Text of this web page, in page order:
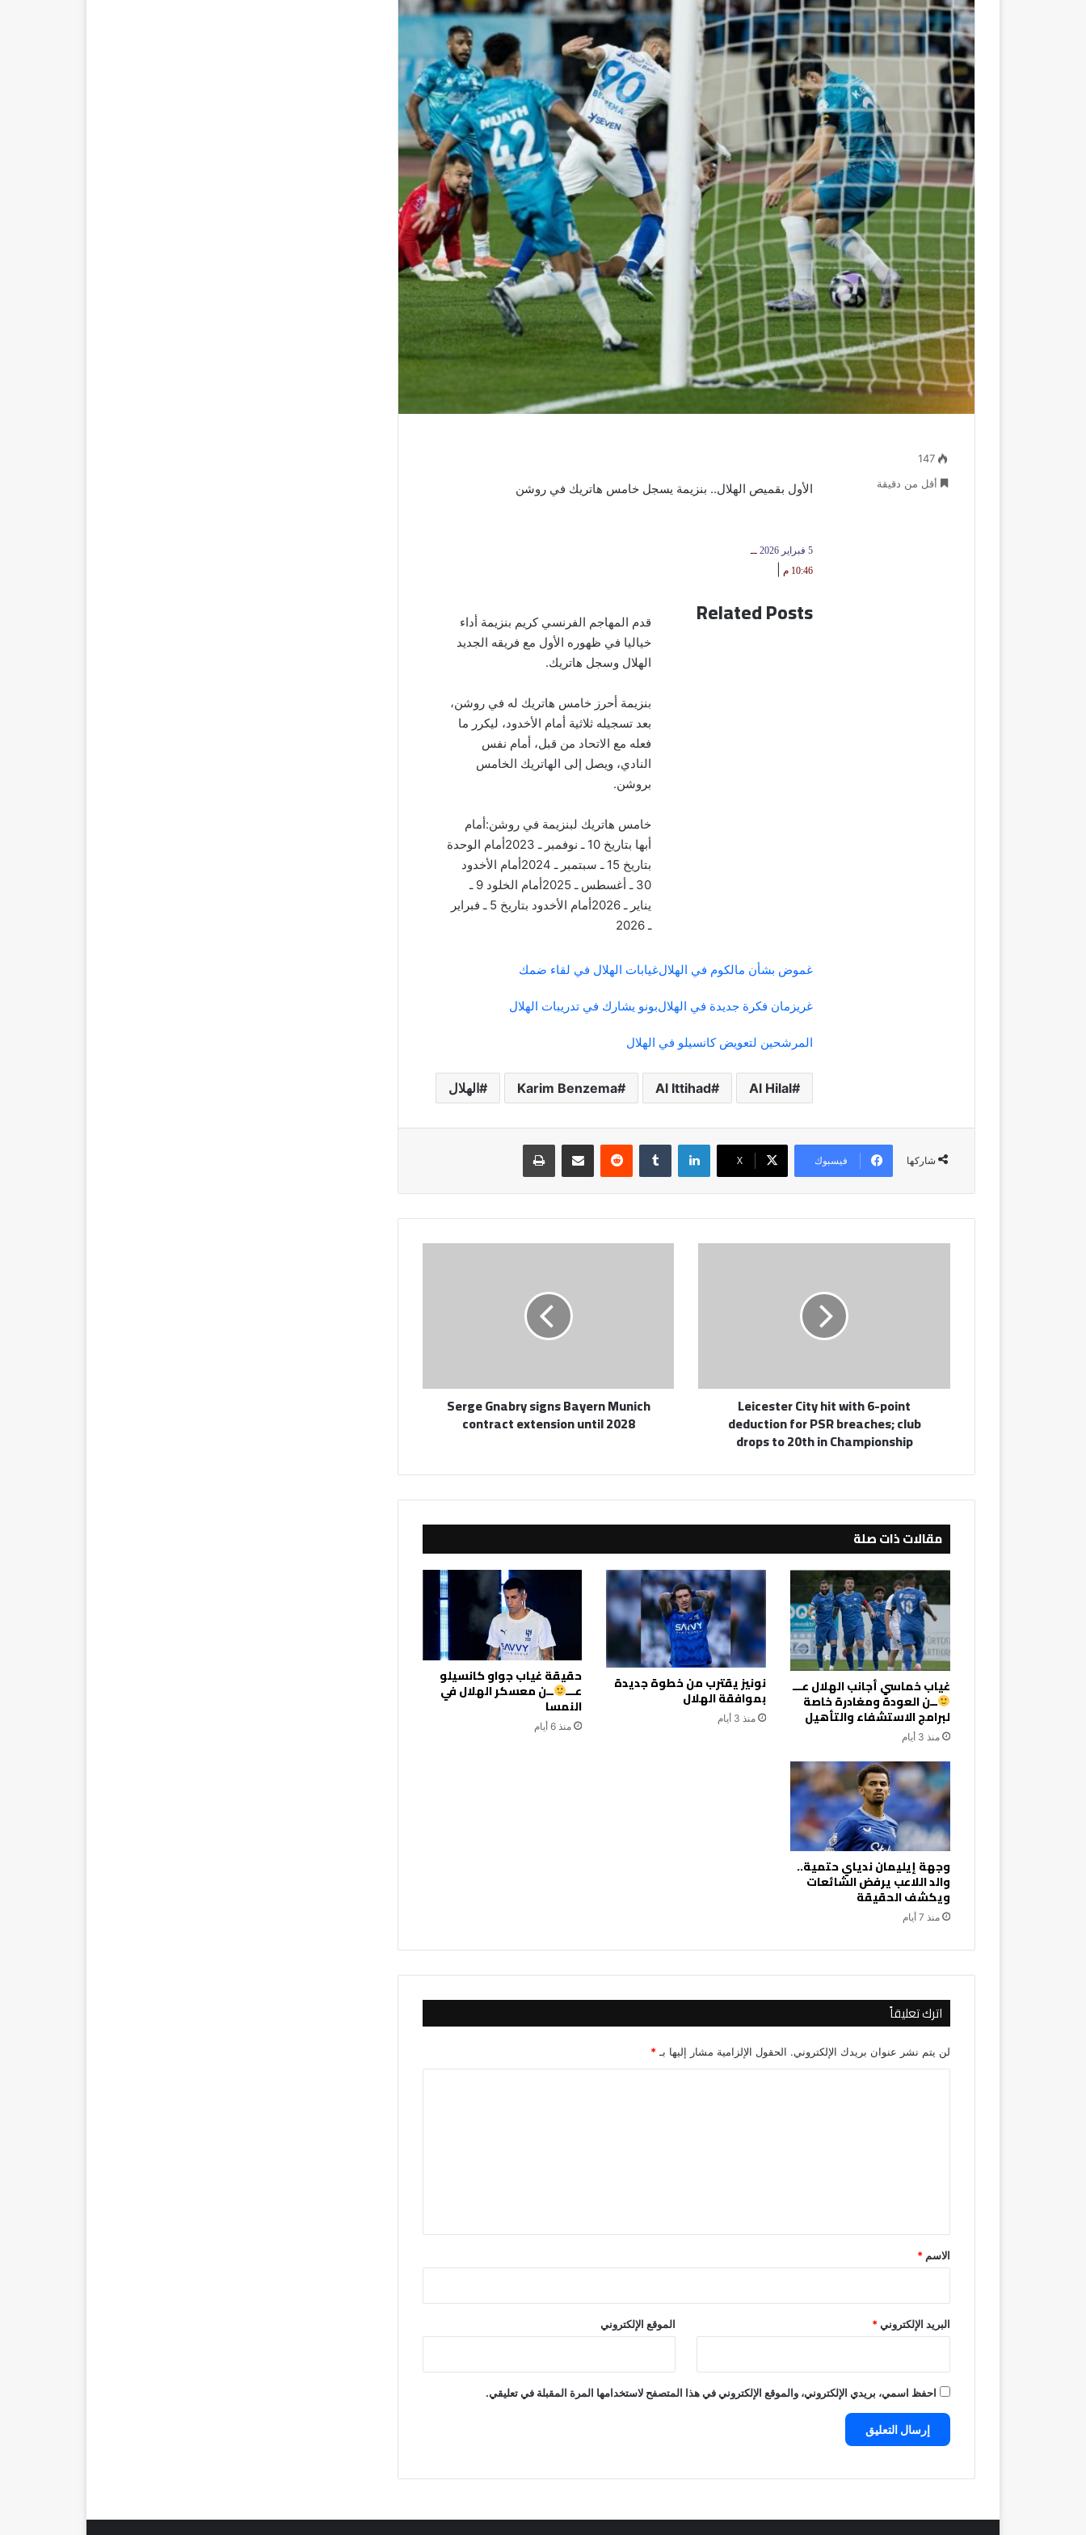
الأول بقميص الهلال.. بنزيمة يسجل خامس هاتريك في روشن
5 فبراير 2026
ــ
10:46 م
قدم المهاجم الفرنسي كريم بنزيمة أداء
خياليا في ظهوره الأول مع فريقه الجديد
الهلال وسجل هاتريك.
بنزيمة أحرز خامس هاتريك له في روشن،
بعد تسجيله ثلاثية أمام الأخدود، ليكرر ما
فعله مع الاتحاد من قبل، أمام نفس
النادي، ويصل إلى الهاتريك الخامس
بروشن.
خامس هاتريك لبنزيمة في روشن:أمام
أبها بتاريخ 10 ـ نوفمبر ـ 2023أمام الوحدة
بتاريخ 15 ـ سبتمبر ـ 2024أمام الأخدود
30 ـ أغسطس ـ 2025أمام الخلود 9 ـ
يناير ـ 2026أمام الأخدود بتاريخ 5 ـ فبراير
ـ 2026
Related Posts
غموض بشأن مالكوم في الهلالغيابات الهلال في لقاء ضمك
غريزمان فكرة جديدة في الهلالبونو يشارك في تدريبات الهلال
المرشحين لتعويض كانسيلو في الهلال
Al Hilal
Al Ittihad
Karim Benzema الهلال
147
أقل من دقيقة
شاركها فيسبوك ‫X
لينكدإن مشاركة عبر البريد طباعة
PSR
breaches;
Leicester City hit with 6-point
deduction for PSR breaches; club
drops to 20th in Championship
2028
Serge Gnabry signs Bayern Munich
contract extension until 2028
مقالات ذات صلة
غياب خماسي أجانب الهلال عـــ
ــن العودة ومغادرة خاصة
لبرامج الاستشفاء والتأهيل
منذ 3 أيام
نونيز يقترب من خطوة جديدة
بموافقة الهلال
منذ 3 أيام
حقيقة غياب جواو كانسيلو
عـــ ــن معسكر الهلال في
النمسا
منذ 6 أيام
وجهة إيليمان ندياي حتمية..
والد اللاعب يرفض الشائعات
ويكشف الحقيقة
منذ 7 أيام
اترك تعليقاً
لن يتم نشر عنوان بريدك الإلكتروني. الحقول الإلزامية مشار إليها بـ*
*
الاسم *
البريد الإلكتروني* الموقع الإلكتروني
احفظ اسمي، بريدي الإلكتروني، والموقع الإلكتروني في هذا المتصفح لاستخدامها المرة المقبلة في تعليقي.